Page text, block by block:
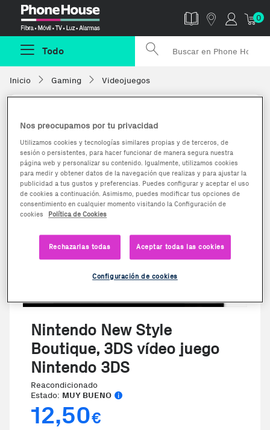
0
Todo
Inicio Gaming Videojuegos
Nintendo New Style
Boutique, 3DS vídeo juego
Nintendo 3DS
Reacondicionado
Estado: MUY BUENO
12,50€
Nos preocupamos por tu privacidad
Utilizamos cookies y tecnologías similares propias y de terceros, de
sesión o persistentes, para hacer funcionar de manera segura nuestra
página web y personalizar su contenido. Igualmente, utilizamos cookies
para medir y obtener datos de la navegación que realizas y para ajustar la
publicidad a tus gustos y preferencias. Puedes configurar y aceptar el uso
de cookies a continuación. Asimismo, puedes modificar tus opciones de
consentimiento en cualquier momento visitando la Configuración de
cookies
Política de Cookies
Rechazarlas todas Aceptar todas las cookies
Configuración de cookies